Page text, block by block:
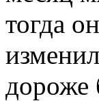
тогда
дороже